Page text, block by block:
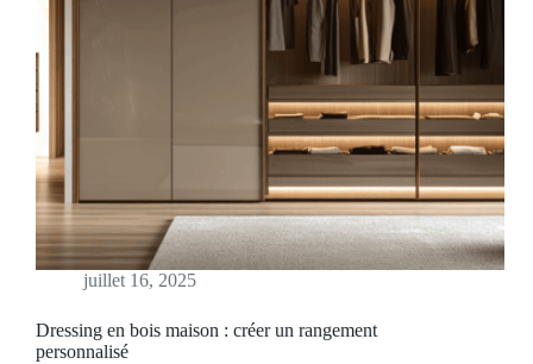
juillet 16, 2025
Dressing en bois maison : créer un rangement
personnalisé